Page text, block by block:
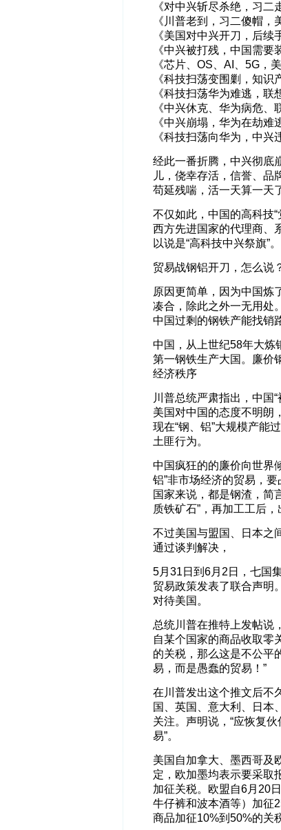
《对中兴斩尽杀绝，习二
《川普老到，习二傻帽，
《美国对中兴开刀，后续
《中兴被打残，中国需要
《芯片、OS、AI、5G，
《科技扫荡变围剿，知识
《科技扫荡华为难逃，联
《中兴休克、华为病危、
《中兴崩塌，华为在劫难
《科技扫荡向华为，中兴
经此一番折腾，中兴彻底
儿，侥幸存活，信誉、品
苟延残喘，活一天算一天
不仅如此，中国的高科技
西方先进国家的代理商
以说是“高科技中兴祭旗”。
贸易战钢铝开刀，怎么说
原因更简单，因为中国炼
凑合，除此之外一无用处
中国过剩的钢铁产能找销
中国，从上世纪58年大炼
第一钢铁生产大国。廉价
经济秩序
川普总统严肃指出，中国
美国对中国的态度不明朗
现在“钢、铝”大规模产能
土匪行为。
中国疯狂的的廉价向世界
铝”非市场经济的贸易，
国家来说，都是钢渣，简
质铁矿石”，再加工工后
不过美国与盟国、日本之
通过谈判解决，
5月31日到6月2日，七国
贸易政策发表了联合声明
对待美国。
总统川普在推特上发帖说
自某个国家的商品收取零
的关税，那么这是不公平
易，而是愚蠢的贸易！”
在川普发出这个推文后不
国、英国、意大利、日本
关注。声明说，“应恢复
易”。
美国自加拿大、墨西哥及
定，欧加墨均表示要采取
加征关税。欧盟自6月20
牛仔裤和波本酒等）加征
商品加征10%到50%的关